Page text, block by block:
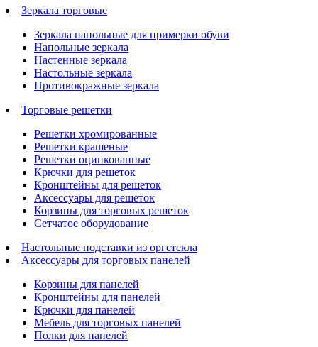
Зеркала торговые
Зеркала напольные для примерки обуви
Напольные зеркала
Настенные зеркала
Настольные зеркала
Противокражные зеркала
Торговые решетки
Решетки хромированные
Решетки крашеные
Решетки оцинкованные
Крючки для решеток
Кронштейны для решеток
Аксессуары для решеток
Корзины для торговых решеток
Сетчатое оборудование
Настольные подставки из оргстекла
Аксессуары для торговых панелей
Корзины для панелей
Кронштейны для панелей
Крючки для панелей
Мебель для торговых панелей
Полки для панелей